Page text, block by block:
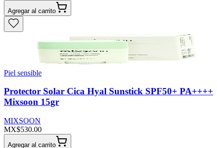
Agregar al carrito
Piel sensible
Protector Solar Cica Hyal Sunstick SPF50+ PA++++
Mixsoon 15gr
MIXSOON
MX$530.00
Agregar al carrito